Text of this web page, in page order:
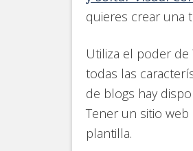
quieres crear una
Utiliza el poder
todas las
de blogs hay
Tener un sitio
plantilla.